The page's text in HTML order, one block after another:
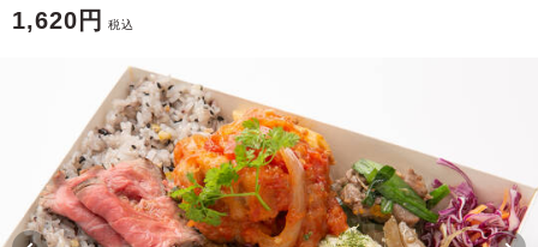
1,620円 税込